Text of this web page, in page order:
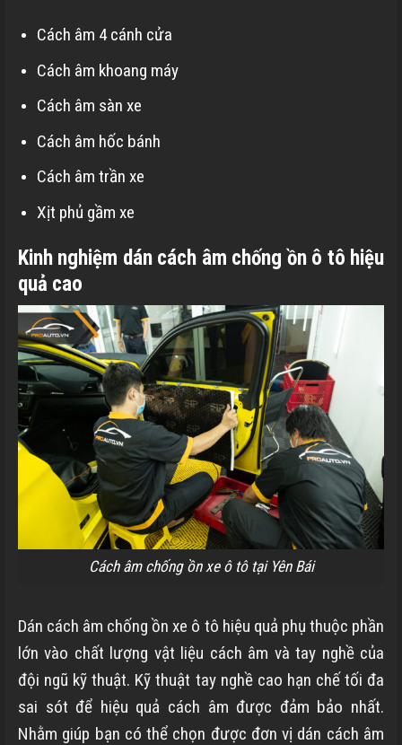
Cách âm 4 cánh cửa
Cách âm khoang máy
Cách âm sàn xe
Cách âm hốc bánh
Cách âm trần xe
Xịt phủ gầm xe
Kinh nghiệm dán cách âm chống ồn ô tô hiệu
quả cao
Cách âm chống ồn xe ô tô tại Yên Bái
Dán cách âm chống ồn xe ô tô hiệu quả phụ thuộc phần
lớn vào chất lượng vật liệu cách âm và tay nghề của
đội ngũ kỹ thuật. Kỹ thuật tay nghề cao hạn chế tối đa
sai sót để hiệu quả cách âm được đảm bảo nhất.
Nhằm giúp bạn có thể chọn được đơn vị dán cách âm